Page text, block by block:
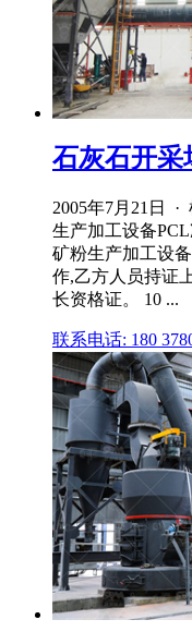
石灰石开采
2005年7月21日
生产加工设备
矿粉生产加工设
作,乙方人员持证
长资格证。 10 ...
联系电话: 180